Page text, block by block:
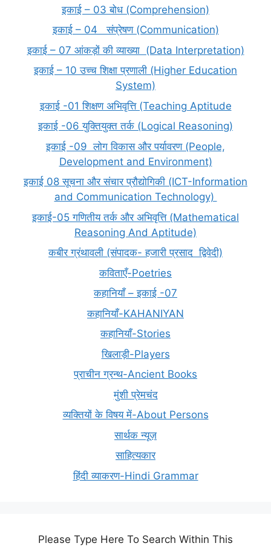
इकाई – 03 बोध (Comprehension)
इकाई – 04 संप्रेषण (Communication)
इकाई – 07 आंकड़ों की व्याख्या (Data Interpretation)
इकाई – 10 उच्च शिक्षा प्रणाली (Higher Education
System)
इकाई -01 शिक्षण अभिवृत्ति (Teaching Aptitude
इकाई -06 युक्तियुक्त तर्क (Logical Reasoning)
इकाई -09 लोग विकास और पर्यावरण (People,
Development and Environment)
इकाई 08 सूचना और संचार प्रौद्योगिकी (ICT-Information
and Communication Technology)
इकाई-05 गणितीय तर्क और अभिवृत्ति (Mathematical
Reasoning And Aptitude)
कबीर ग्रंथावली (संपादक- हजारी प्रसाद द्विवेदी)
कविताएँ-Poetries
कहानियाँ – इकाई -07
कहानियाँ-KAHANIYAN
कहानियाँ-Stories
खिलाड़ी-Players
प्राचीन ग्रन्थ-Ancient Books
मुंशी प्रेमचंद
व्यक्तियों के विषय में-About Persons
सार्थक न्यूज़
साहित्यकार
हिंदी व्याकरण-Hindi Grammar
Please Type Here To Search Within This